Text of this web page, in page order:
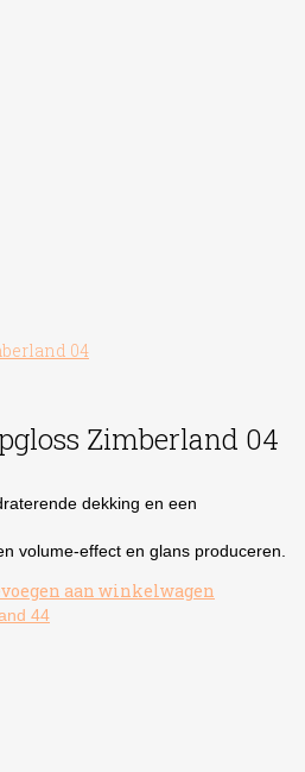
04
Zimberland 04
dekking en een
volume-effect en glans produceren.
aan winkelwagen